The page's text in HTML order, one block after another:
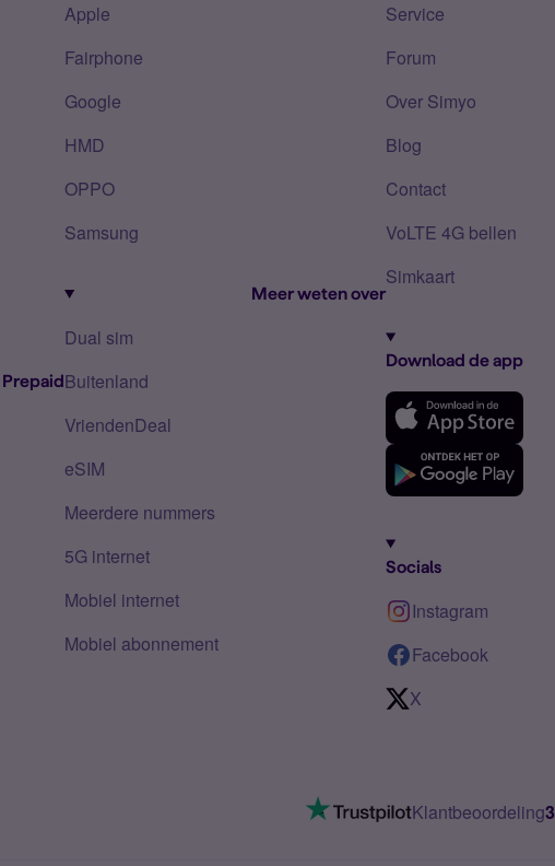
Prepaid
Apple
Fairphone
Google
HMD
OPPO
Samsung
Meer weten over
Dual sim
Buitenland
VriendenDeal
eSIM
Meerdere nummers
5G internet
Mobiel internet
Mobiel abonnement
Service
Forum
Over Simyo
Blog
Contact
VoLTE 4G bellen
Simkaart
Download de app
Socials
Instagram
Facebook
X
Klantbeoordeling